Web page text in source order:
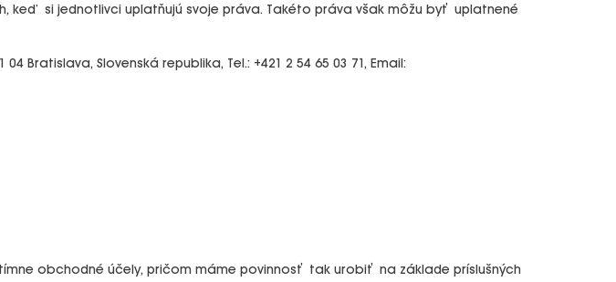
keď si jednotlivci uplatňujú svoje práva. Takéto práva však môžu byť uplatnené
Bratislava, Slovenská republika, Tel.: +421 2 54 65 03 71, Email:
obchodné účely, pričom máme povinnosť tak urobiť na základe príslušných